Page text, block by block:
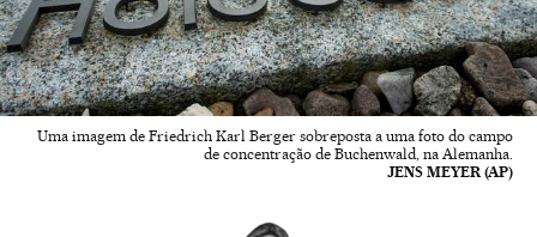
Uma imagem de Friedrich Karl Berger sobreposta a uma foto do campo
de concentração de Buchenwald, na Alemanha.
JENS MEYER (AP)